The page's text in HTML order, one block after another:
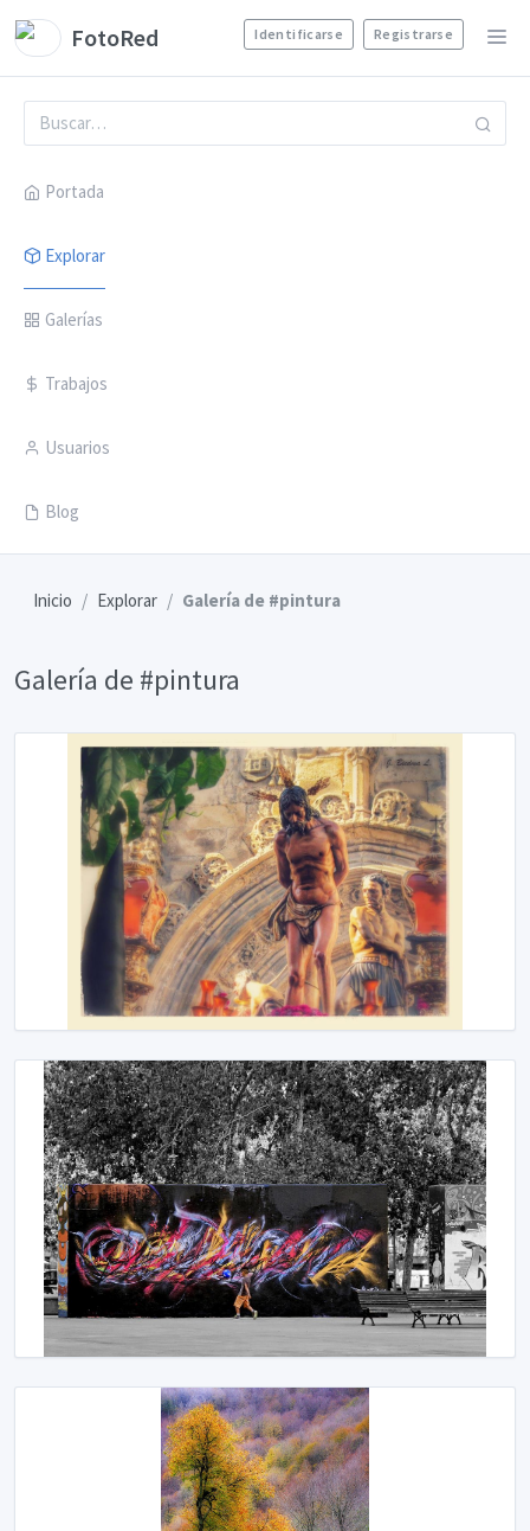
FotoRed Identificarse Registrarse
Portada
Explorar
Galerías
Trabajos
Usuarios
Blog
Inicio Explorar Galería de #pintura
Galería de #pintura